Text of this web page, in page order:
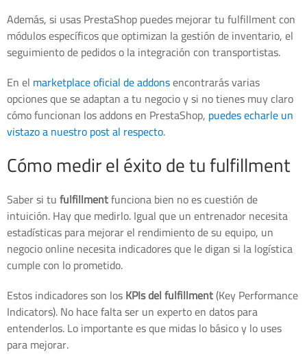
Además, si usas PrestaShop puedes mejorar tu fulfillment con
módulos específicos que optimizan la gestión de inventario, el
seguimiento de pedidos o la integración con transportistas.
En el marketplace oficial de addonsencontrarás varias
opciones que se adaptan a tu negocio y si no tienes muy claro
cómo funcionan los addons en PrestaShop, puedes echarle un
vistazo a nuestro post al respecto.
Cómo medir el éxito de tu fulfillment
Saber si tufulfillmentfunciona bien no es cuestión de
intuición. Hay que medirlo. Igual que un entrenador necesita
estadísticas para mejorar el rendimiento de su equipo, un
negocio online necesita indicadores que le digan si la logística
cumple con lo prometido.
Estos indicadores son losKPIs del fulfillment(Key Performance
Indicators). No hace falta ser un experto en datos para
entenderlos. Lo importante es que midas lo básico y lo uses
para mejorar.